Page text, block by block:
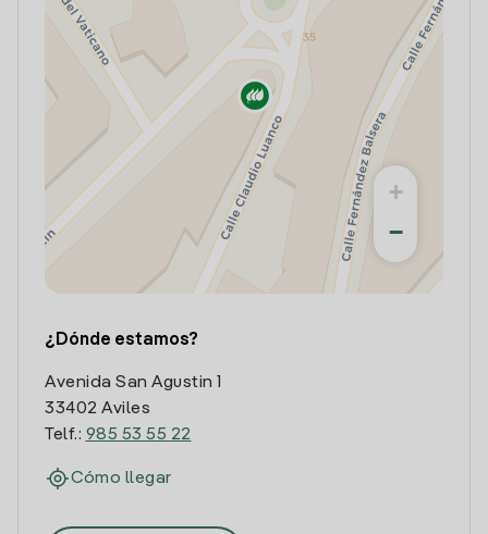
+
−
¿Dónde estamos?
Avenida San Agustin 1
33402 Aviles
Telf.: 985 53 55 22
Cómo llegar